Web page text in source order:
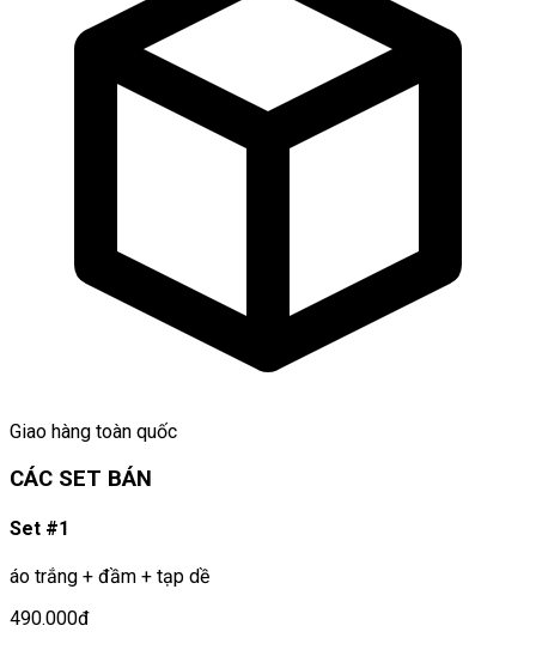
Giao hàng toàn quốc
CÁC SET BÁN
Set #1
áo trắng + đầm + tạp dề
490.000đ